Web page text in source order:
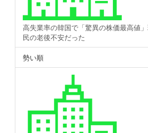
高失業率の韓国で「驚異の株価最高値
民の老後不安だった
勢い順